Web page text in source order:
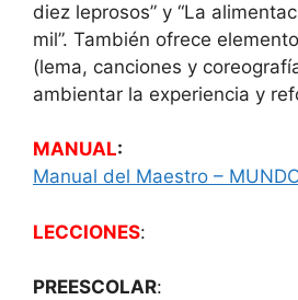
diez leprosos” y “La
mil”. También ofrece
(lema, canciones y
ambientar la experiencia y
MANUAL:
Manual del Maestro –
LECCIONES:
PREESCOLAR: